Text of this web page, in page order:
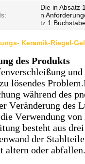
Die in Absatz
n
tz 1
Keramik-Riegel-
des Produkts
lösendes
während des
Veränderung des
Verwendung
besteht aus
der
altern oder abfallen.